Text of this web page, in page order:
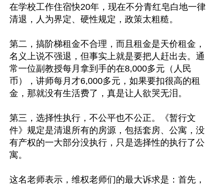
在学校工作住宿快20年，现在不分青红皂白地一律
清退，人为界定、硬性规定，政策太粗糙。
第二，搞阶梯租金不合理，而且租金是天价租金，
名义上说不强退，但事实上就是要把人赶出去。通
常一位副教授每月拿到手的在8,000多元（人民
币），讲师每月才6,000多元，如果要扣很高的租
金，那就没有生活费了，真是让人欲哭无泪。
第三，选择性执行，不公平也不公正。《暂行文
件》规定是清退所有的房源，包括套房、公寓，没
有产权的一大部分没执行，只是选择性的执行了公
寓。
这名老师表示，维权老师们的最大诉求是：首先，